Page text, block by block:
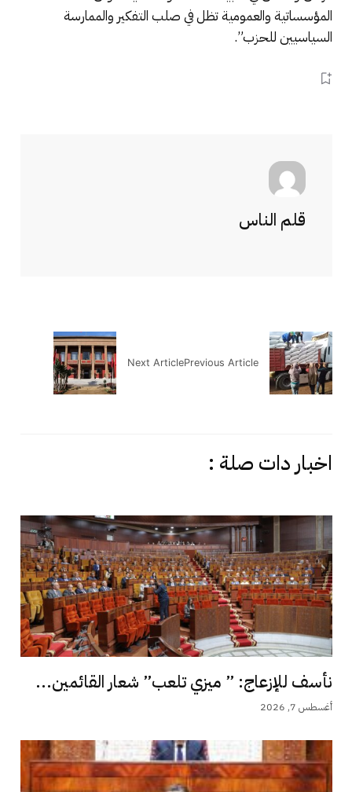
المؤسساتية والعمومية تظل في صلب التفكير والممارسة
السياسيين للحزب”.‬‬‬‬‬‬‬‬‬‬‬‬‬‬‬‬‬‬‬‬‬‬‬‬‬‬‬‬‬‬‬‬‬‬‬‬
قلم الناس
Previous Article
Next Article
اخبار دات صلة :
نأسف للإزعاج: ” ميزي تلعب” شعار القائمين...
أغسطس 7, 2026